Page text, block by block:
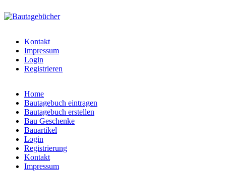
bautagebuch-
liste.de
Kontakt
Impressum
Login
Registrieren
Hauptmenü
Home
Bautagebuch eintragen
Bautagebuch erstellen
Bau Geschenke
Bauartikel
Login
Registrierung
Kontakt
Impressum